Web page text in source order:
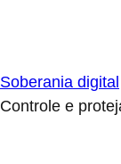
Soberania digital
Controle e